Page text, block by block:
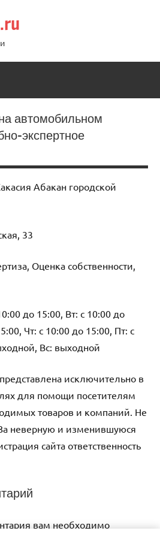
автомобильном
экспертное
Абакан городской
33
Оценка собственности,
до 15:00, Вт: с 10:00 до
Чт: с 10:00 до 15:00, Пт: с
Вс: выходной
исключительно в
для помощи посетителям
товаров и компаний. Не
неверную и изменившуюся
сайта ответственность
вам необходимо